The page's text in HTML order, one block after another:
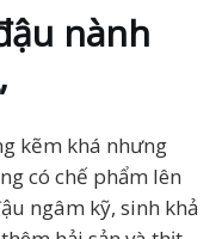
nành
kẽm khá nhưng
có chế phẩm lên
ngâm kỹ, sinh khả